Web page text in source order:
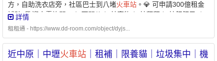
方，自助洗衣店旁，社區巴士到八堵火車站 。💎 可申請300億租金
補貼 歡迎來電詢問。☆ 可開伙☆ 禁寵物☆ 禁拜拜☆ 禁釘釘子 ☆
室內禁菸 ☆💎 優質房東，正在找尋愛惜房子的好房客 💎🌟可協助
庭成員 ￭ 申請人 ￭ 申請人的配偶 ￭ 申請人及其配偶戶籍內的直系
親屬 ￭ 申請人的配偶之戶籍內的直系親屬1. 年齡限制：申請人須為
詳情
租租通 - https://www.dd-room.com/object/dyjs...
近中原｜中壢火車站 ｜租補｜限養貓｜垃圾集中｜機